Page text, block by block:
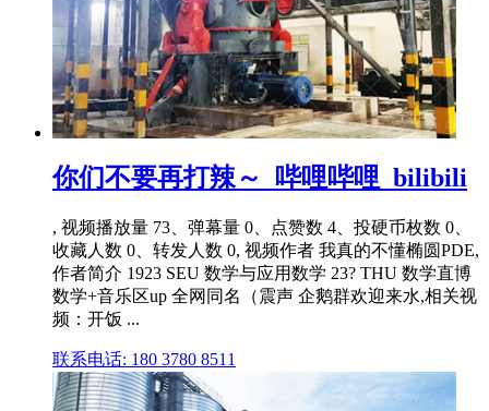
你们不要再打辣～_哔哩哔哩_bilibili
, 视频播放量 73、弹幕量 0、点赞数 4、投硬币枚数 0、
收藏人数 0、转发人数 0, 视频作者 我真的不懂椭圆PDE,
作者简介 1923 SEU 数学与应用数学 23? THU 数学直博
数学+音乐区up 全网同名（震声 企鹅群欢迎来水,相关视
频：开饭 ...
联系电话: 180 3780 8511